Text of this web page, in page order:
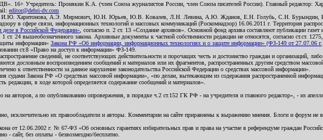
16+ Учредитель: Пронякин К.А. (член Союза журналистов России, член Союза писателей России). Главный редактор:
editor@debri-dv.com
И.Ю. Харитонова, А.Э. Мирмович, Ю.Н. Юрьев, Ю.В. Ковалев, Л.Н. Левина, А.Ю. Жданов, Е.Н. Голубь, С.Н.
в сфере связи, информационных технологий и массовых коммуникаций (Роскомнадзор) 16.06.2011 г. Территория
в Российской Федерации» , согласно п. 2 ст. 13 «Создание архивов». Основной фонд архива составляют публикации
24 вышеобозначенного закона. Архивные документы к частной собственности редакции не относятся, согласно ст.ст.
информации» Закона РФ «Об информации, информационных технологиях и о защите информации» (ФЗ-149 от 27.07.06
ст.8 «Право на доступ к информации» ФЗ-149.
сведений, не соответствующих действительности и порочащих честь и достоинство граждан и организаций,
дословным воспроизведением сообщений и материалов или их фрагментов, распространенных другим средством
к ответственности за данное нарушение законодательства Российской Федерации о средствах массовой информации».
Закона РФ «О средствах массовой информации», «по делам, вытекающим из содержания распространенной
в ходе которой определяется содержание сообщений и материалов».
а по опубликованию опровержения, в порядке ч.2 ст.152 ГК РФ - на учредителя и главного редактор», - из
исключительно их правообладатели и авторы. Комментарии на сайте приравнены к выражению мнения. Блоги и форум не
от 12.06.2002 г. № 67-ФЗ «Об основных гарантиях избирательных прав и права на участие в референдуме граждан
- сайт, без оплаты - безвозмездно/бесплатно.